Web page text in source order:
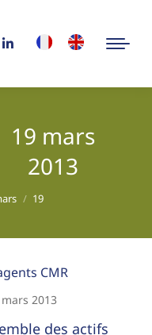
19 mars
2013
19
CMR
2013
des actifs